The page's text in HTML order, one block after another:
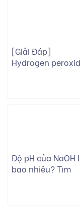
[Giải Đáp]
Hydrogen
Độ pH của NaOH
bao nhiêu? Tìm